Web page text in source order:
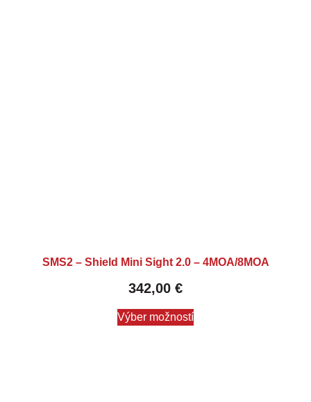
SMS2 – Shield Mini Sight 2.0 – 4MOA/8MOA
342,00 €
Výber možností